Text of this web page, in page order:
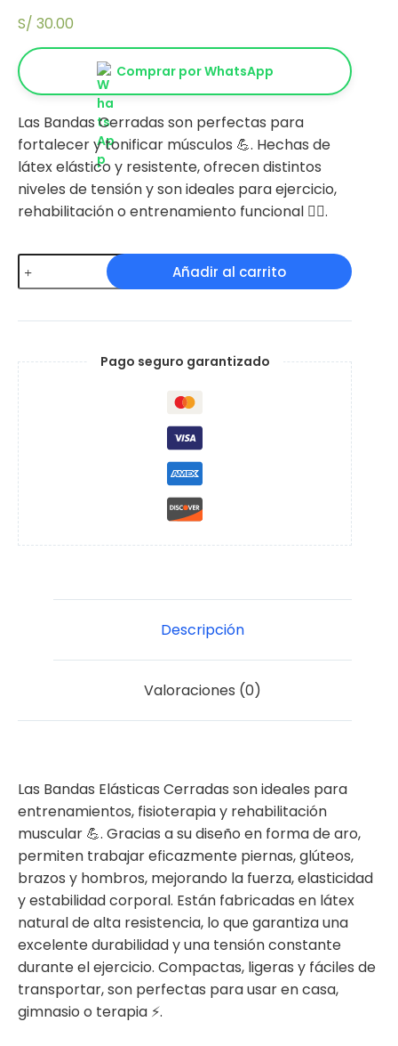
S/ 30.00
Comprar por WhatsApp
Las Bandas Cerradas son perfectas para
fortalecer y tonificar músculos 💪. Hechas de
látex elástico y resistente, ofrecen distintos
niveles de tensión y son ideales para ejercicio,
rehabilitación o entrenamiento funcional 🧘‍♀️.
Elasticas
cantidad
Añadir al carrito
Pago seguro garantizado
Descripción
Valoraciones (0)
Las Bandas Elásticas Cerradas son ideales para
entrenamientos, fisioterapia y rehabilitación
muscular 💪. Gracias a su diseño en forma de aro,
permiten trabajar eficazmente piernas, glúteos,
brazos y hombros, mejorando la fuerza, elasticidad
y estabilidad corporal. Están fabricadas en látex
natural de alta resistencia, lo que garantiza una
excelente durabilidad y una tensión constante
durante el ejercicio. Compactas, ligeras y fáciles de
transportar, son perfectas para usar en casa,
gimnasio o terapia ⚡.